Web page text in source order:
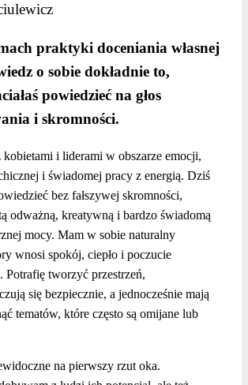
praktyki doceniania własnej
o sobie dokładnie to,
powiedzieć na głos
i skromności.
kobietami i liderami w obszarze emocji,
i świadomej pracy z energią. Dziś
bez fałszywej skromności,
odważną, kreatywną i bardzo świadomą
mocy. Mam w sobie naturalny
wnosi spokój, ciepło i poczucie
Potrafię tworzyć przestrzeń,
się bezpiecznie, a jednocześnie mają
tematów, które często są omijane lub
na pierwszy rzut oka.